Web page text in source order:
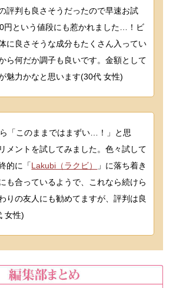
評判も良さそうだったので早速お試
円という値段にも惹かれました…！ビ
に良さそうな成分もたくさん入ってい
ら何だか調子も良いです。金額として
魅力かなと思います(30代 女性)
「このままではまずい…！」と思
メントを試してみました。色々試して
的に「Lakubi（ラクビ）
」に落ち着き
も合っているようで、これなら続けら
りの友人にも勧めてますが、評判は良
女性)